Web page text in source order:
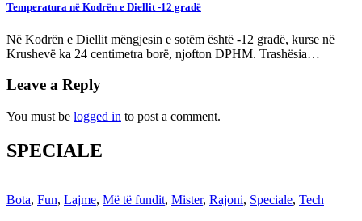
Temperatura në Kodrën e Diellit -12 gradë
Në Kodrën e Diellit mëngjesin e sotëm është -12 gradë, kurse në
Krushevë ka 24 centimetra borë, njofton DPHM. Trashësia…
Leave a Reply
You must be logged in to post a comment.
SPECIALE
Bota, Fun, Lajme, Më të fundit, Mister, Rajoni, Speciale, Tech